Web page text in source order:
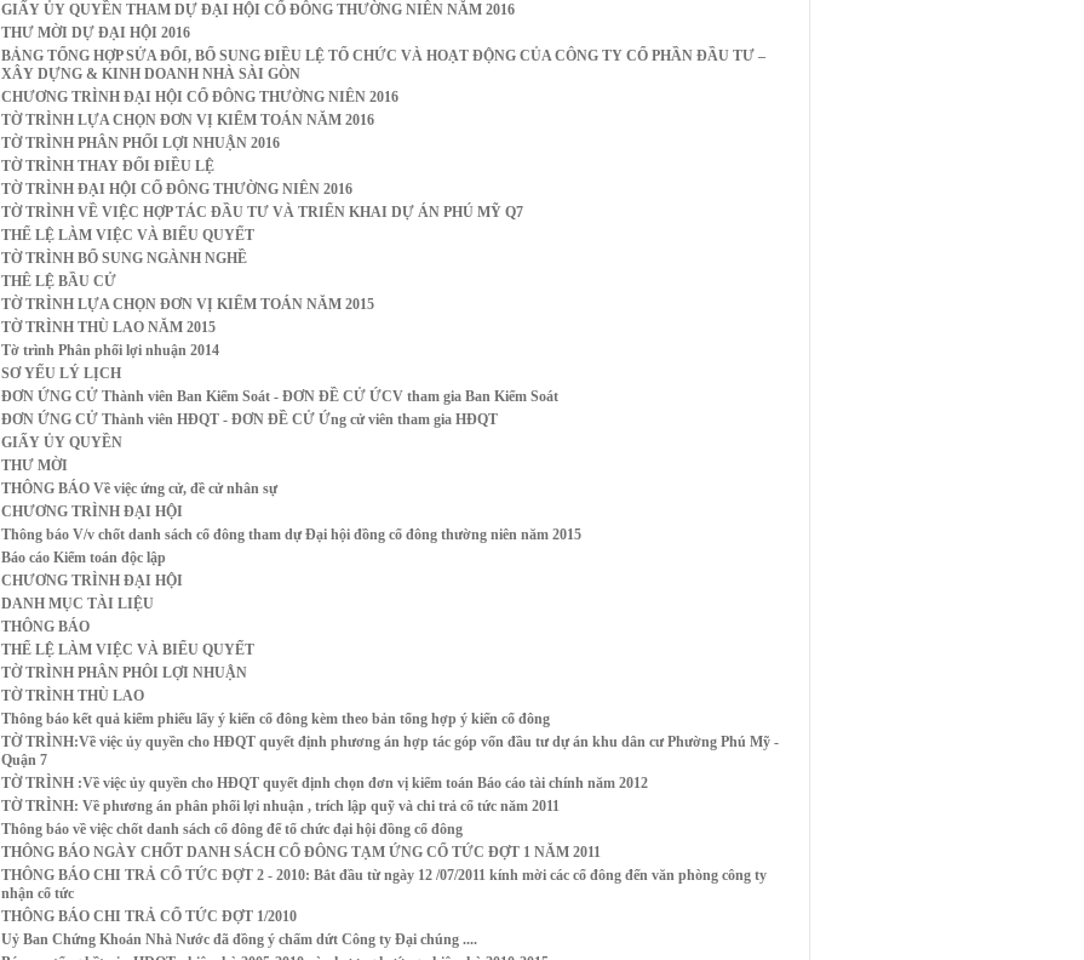
GIẤY ỦY QUYỀN THAM DỰ ĐẠI HỘI CỔ ĐÔNG THƯỜNG NIÊN NĂM 2016
THƯ MỜI DỰ ĐẠI HỘI 2016
BẢNG TỔNG HỢP SỬA ĐỔI, BỔ SUNG ĐIỀU LỆ TỔ CHỨC VÀ HOẠT ĐỘNG CỦA CÔNG TY CỔ PHẦN ĐẦU TƯ –
XÂY DỰNG & KINH DOANH NHÀ SÀI GÒN
CHƯƠNG TRÌNH ĐẠI HỘI CỔ ĐÔNG THƯỜNG NIÊN 2016
TỜ TRÌNH LỰA CHỌN ĐƠN VỊ KIỂM TOÁN NĂM 2016
TỜ TRÌNH PHÂN PHỐI LỢI NHUẬN 2016
TỜ TRÌNH THAY ĐỔI ĐIỀU LỆ
TỜ TRÌNH ĐẠI HỘI CỔ ĐÔNG THƯỜNG NIÊN 2016
TỜ TRÌNH VỀ VIỆC HỢP TÁC ĐẦU TƯ VÀ TRIỂN KHAI DỰ ÁN PHÚ MỸ Q7
THỂ LỆ LÀM VIỆC VÀ BIỂU QUYẾT
TỜ TRÌNH BỔ SUNG NGÀNH NGHỀ
THÊ LỆ BẦU CỬ
TỜ TRÌNH LỰA CHỌN ĐƠN VỊ KIỂM TOÁN NĂM 2015
TỜ TRÌNH THÙ LAO NĂM 2015
Tờ trình Phân phối lợi nhuận 2014
SƠ YẾU LÝ LỊCH
ĐƠN ỨNG CỬ Thành viên Ban Kiểm Soát - ĐƠN ĐỀ CỬ ỨCV tham gia Ban Kiểm Soát
ĐƠN ỨNG CỬ Thành viên HĐQT - ĐƠN ĐỀ CỬ Ứng cử viên tham gia HĐQT
GIẤY ỦY QUYỀN
THƯ MỜI
THÔNG BÁO Về việc ứng cử, đề cử nhân sự
CHƯƠNG TRÌNH ĐẠI HỘI
Thông báo V/v chốt danh sách cổ đông tham dự Đại hội đồng cổ đông thường niên năm 2015
Báo cáo Kiểm toán độc lập
CHƯƠNG TRÌNH ĐẠI HỘI
DANH MỤC TÀI LIỆU
THÔNG BÁO
THỂ LỆ LÀM VIỆC VÀ BIỂU QUYẾT
TỜ TRÌNH PHÂN PHÔI LỢI NHUẬN
TỜ TRÌNH THÙ LAO
Thông báo kết quả kiểm phiếu lấy ý kiến cổ đông kèm theo bản tổng hợp ý kiến cổ đông
TỜ TRÌNH:Về việc ủy quyền cho HĐQT quyết định phương án hợp tác góp vốn đầu tư dự án khu dân cư Phường Phú Mỹ -
Quận 7
TỜ TRÌNH :Về việc ủy quyền cho HĐQT quyết định chọn đơn vị kiểm toán Báo cáo tài chính năm 2012
TỜ TRÌNH: Về phương án phân phối lợi nhuận , trích lập quỹ và chi trả cổ tức năm 2011
Thông báo về việc chốt danh sách cổ đông để tổ chức đại hội đồng cổ đông
THÔNG BÁO NGÀY CHỐT DANH SÁCH CỔ ĐÔNG TẠM ỨNG CỔ TỨC ĐỢT 1 NĂM 2011
THÔNG BÁO CHI TRẢ CỔ TỨC ĐỢT 2 - 2010: Bắt đầu từ ngày 12 /07/2011 kính mời các cổ đông đến văn phòng công ty
nhận cổ tức
THÔNG BÁO CHI TRẢ CỔ TỨC ĐỢT 1/2010
Uỷ Ban Chứng Khoán Nhà Nước đã đồng ý chấm dứt Công ty Đại chúng ....